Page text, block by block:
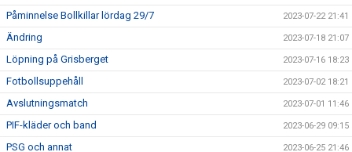
Påminnelse Bollkillar lördag 29/7 2023-07-22 21:41
Ändring 2023-07-18 21:07
Löpning på Grisberget 2023-07-16 18:23
Fotbollsuppehåll 2023-07-02 18:21
Avslutningsmatch 2023-07-01 11:46
PIF-kläder och band 2023-06-29 09:15
PSG och annat 2023-06-25 21:46